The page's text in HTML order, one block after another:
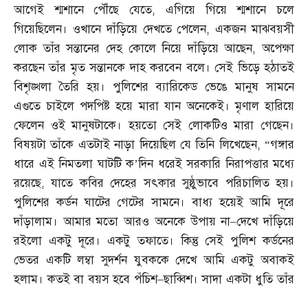
আগেই শ্মশানে পৌঁছে যেতে, এগিয়ে গিয়ে শ্মশানে চলে
গিয়েছিলেন। ওখানে দাঁড়িয়ে দেখতে পেলেন,একজন মাঝবয়সী
লোক তাঁর সন্তানের দেহ কোলে নিয়ে দাঁড়িয়ে আছেন,অপেক্ষা
করছেন তাঁর মৃত সন্তানকে দাহ করবেন বলে। সেই ভিড়ে হঠাতই
বিশৃঙ্খলা তৈরি হয়। পুলিশের ব্যারিকেড ভেঙে মানুষ সামনে
এগুতে চাইলে পদপিষ্ট হয়ে মারা যান অনেকেই। মৃণাল হারিয়ে
ফেলেন ওই মানুষটাকে। হয়তো সেই লোকটিও মারা গেছেন।
বিষয়টা তাঁকে এতটাই নাড়া দিয়েছিল যে তিনি লিখেছেন, “গঙ্গার
ধারে এই নিমতলা ঘাটটি ক’দিন ধরেই সরকারি নিরাপত্তার মধ্যে
রয়েছে,যাতে কবির দেহের সৎকার সুষ্ঠুভাবে পরিচালিত হয়।
পুলিশের কর্ডন ঘাটের গেটের সামনে। বাধ্য হয়েই আমি দূরে
দাঁড়ালাম। আমার মতো আরও অনেকে উপায় না–দেখে দাঁড়িয়ে
রইলো একটু দূরে। একটু তফাতে। কিন্তু সেই পুলিশ কর্ডনের
ভেতর একটি লম্বা সুদর্শন যুবককে দেখে আমি একটু অবাকই
হলাম। কতই বা বয়স হবে পঁচিশ–ছাব্বিশ। সাদা একটা ধুতি তাঁর